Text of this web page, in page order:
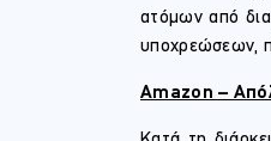
ατόμων από
υποχρεώσεων,
Amazon –